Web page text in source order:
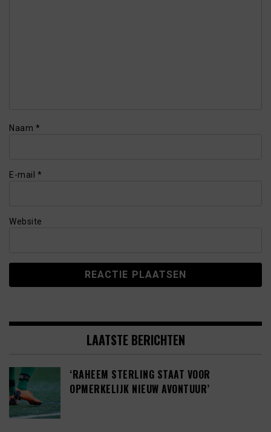
Naam *
E-mail *
Website
LAATSTE BERICHTEN
‘RAHEEM STERLING STAAT VOOR
OPMERKELIJK NIEUW AVONTUUR’